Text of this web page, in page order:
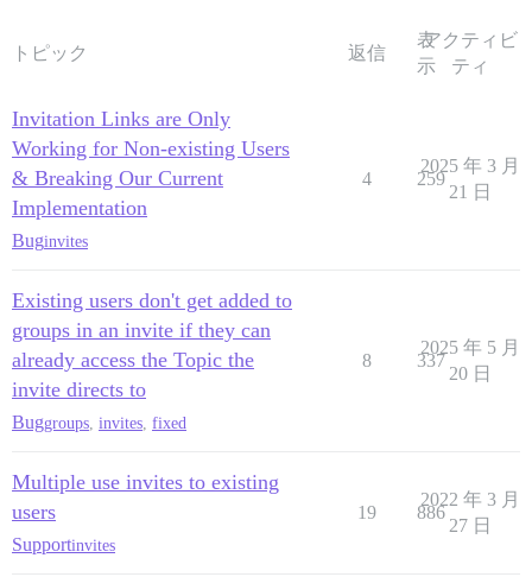
トピック 返信
表
示
アクティビ
ティ
Invitation Links are Only
Working for Non-existing Users
& Breaking Our Current
Implementation
Buginvites
4 259
2025 年 3 月
21 日
Existing users don't get added to
groups in an invite if they can
already access the Topic the
invite directs to
Buggroups invites fixed
8 337
2025 年 5 月
20 日
Multiple use invites to existing
users
Supportinvites
19 886
2022 年 3 月
27 日